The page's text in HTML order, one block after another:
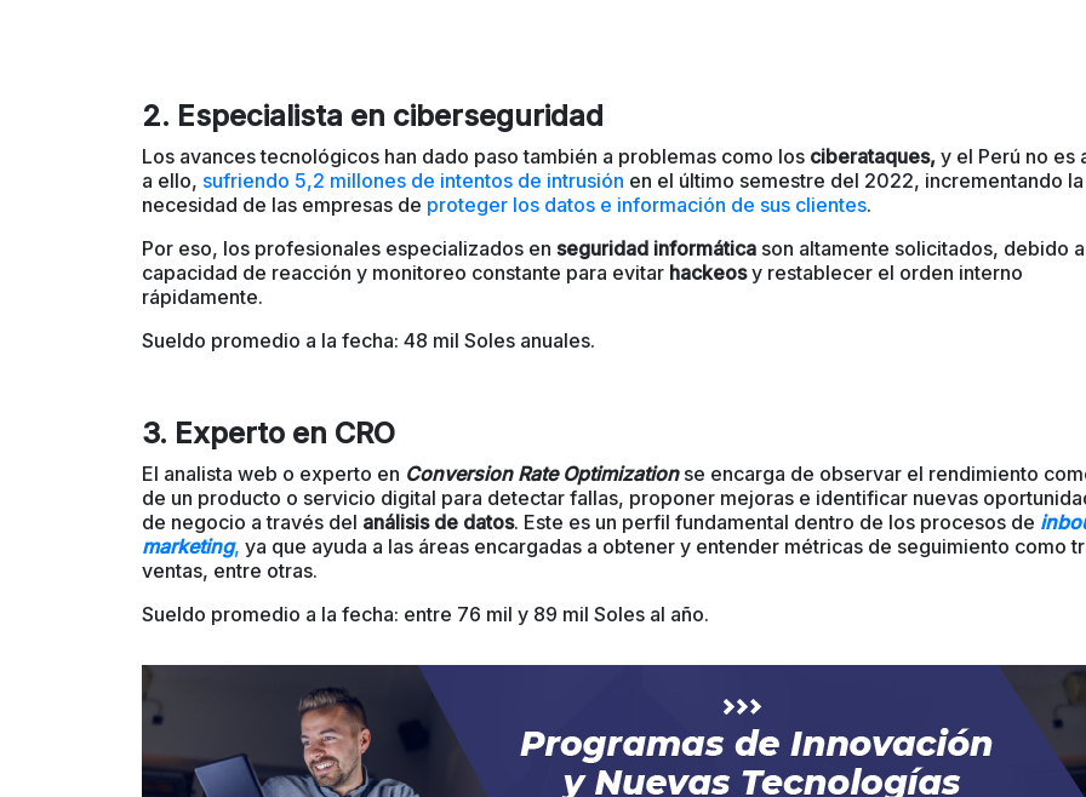
2. Especialista en ciberseguridad
Los avances tecnológicos han dado paso también a problemas como los ciberataques, y el Perú no es
a ello, sufriendo 5,2 millones de intentos de intrusión en el último semestre del 2022, incrementando la
necesidad de las empresas de proteger los datos e información de sus clientes.
Por eso, los profesionales especializados en seguridad informática son altamente solicitados, debido
capacidad de reacción y monitoreo constante para evitar hackeosy restablecer el orden interno
rápidamente.
Sueldo promedio a la fecha: 48 mil Soles anuales.
3. Experto en CRO
El analista web o experto en Conversion Rate Optimization se encarga de observar el rendimiento
de un producto o servicio digital para detectar fallas, proponer mejoras e identificar nuevas
de negocio a través del análisis de datos. Este es un perfil fundamental dentro de los procesos de
marketing, ya que ayuda a las áreas encargadas a obtener y entender métricas de seguimiento como
ventas, entre otras.
Sueldo promedio a la fecha: entre 76 mil y 89 mil Soles al año.